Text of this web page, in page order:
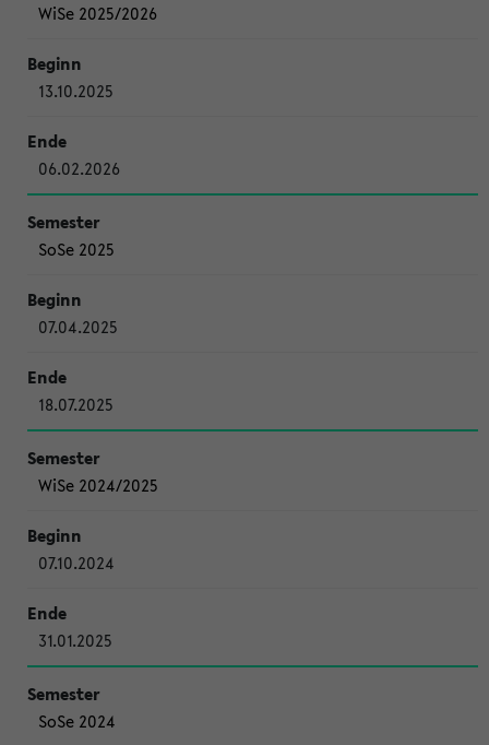
WiSe 2025/2026
13.10.2025
06.02.2026
SoSe 2025
07.04.2025
18.07.2025
WiSe 2024/2025
07.10.2024
31.01.2025
SoSe 2024